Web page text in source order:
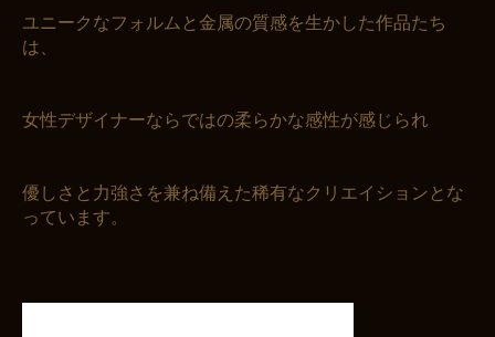
ユニークなフォルムと金属の質感を生かした作品たち
は、
女性デザイナーならではの柔らかな感性が感じられ
優しさと力強さを兼ね備えた稀有なクリエイションとな
っています。